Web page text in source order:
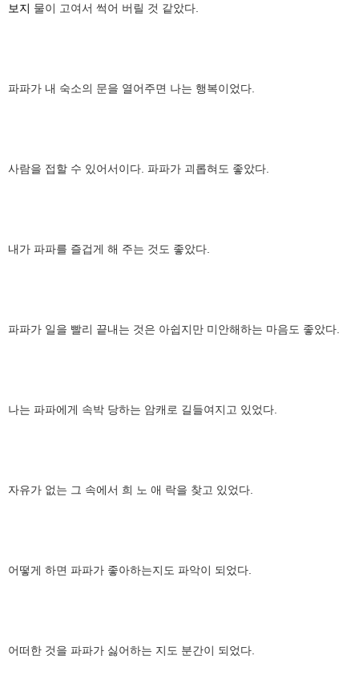
보지 물이 고여서 썩어 버릴 것 같았다.
파파가 내 숙소의 문을 열어주면 나는 행복이었다.
사람을 접할 수 있어서이다. 파파가 괴롭혀도 좋았다.
내가 파파를 즐겁게 해 주는 것도 좋았다.
파파가 일을 빨리 끝내는 것은 아쉽지만 미안해하는 마음도 좋았다.
나는 파파에게 속박 당하는 암캐로 길들여지고 있었다.
자유가 없는 그 속에서 희 노 애 락을 찾고 있었다.
어떻게 하면 파파가 좋아하는지도 파악이 되었다.
어떠한 것을 파파가 싫어하는 지도 분간이 되었다.